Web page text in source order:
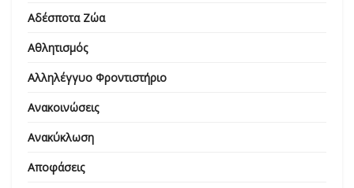
Αδέσποτα Ζώα
Αθλητισμός
Αλληλέγγυο Φροντιστήριο
Ανακοινώσεις
Ανακύκλωση
Αποφάσεις